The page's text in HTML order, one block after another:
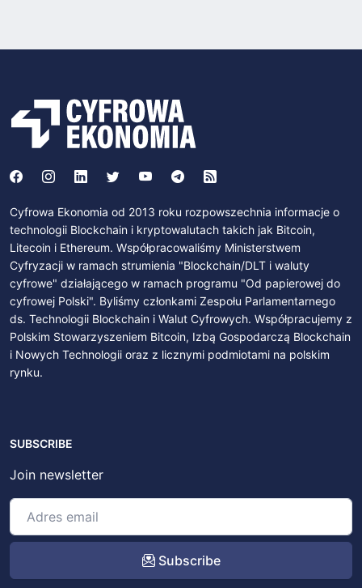
Cyfrowa Ekonomia od 2013 roku rozpowszechnia informacje o
technologii Blockchain i kryptowalutach takich jak Bitcoin,
Litecoin i Ethereum. Współpracowaliśmy Ministerstwem
Cyfryzacji w ramach strumienia "Blockchain/DLT i waluty
cyfrowe" działającego w ramach programu "Od papierowej do
cyfrowej Polski". Byliśmy członkami Zespołu Parlamentarnego
ds. Technologii Blockchain i Walut Cyfrowych. Współpracujemy z
Polskim Stowarzyszeniem Bitcoin, Izbą Gospodarczą Blockchain
i Nowych Technologii oraz z licznymi podmiotami na polskim
rynku.
SUBSCRIBE
Join newsletter
Subscribe